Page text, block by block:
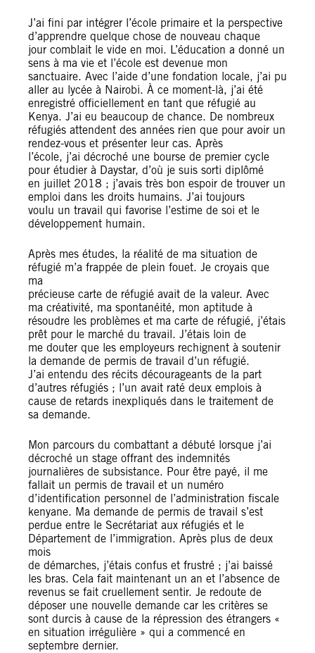
J’ai fini par intégrer l’école primaire et la perspective
d’apprendre quelque chose de nouveau chaque
jour comblait le vide en moi. L’éducation a donné un
sens à ma vie et l’école est devenue mon
sanctuaire. Avec l’aide d’une fondation locale, j’ai pu
aller au lycée à Nairobi. À ce moment-là, j’ai été
enregistré officiellement en tant que réfugié au
Kenya. J’ai eu beaucoup de chance. De nombreux
réfugiés attendent des années rien que pour avoir un
rendez-vous et présenter leur cas. Après
l’école, j’ai décroché une bourse de premier cycle
pour étudier à Daystar, d’où je suis sorti diplômé
en juillet 2018 ; j’avais très bon espoir de trouver un
emploi dans les droits humains. J’ai toujours
voulu un travail qui favorise l’estime de soi et le
développement humain.
Après mes études, la réalité de ma situation de
réfugié m’a frappée de plein fouet. Je croyais que
ma
précieuse carte de réfugié avait de la valeur. Avec
ma créativité, ma spontanéité, mon aptitude à
résoudre les problèmes et ma carte de réfugié, j’étais
prêt pour le marché du travail. J’étais loin de
me douter que les employeurs rechignent à soutenir
la demande de permis de travail d’un réfugié.
J’ai entendu des récits décourageants de la part
d’autres réfugiés ; l’un avait raté deux emplois à
cause de retards inexpliqués dans le traitement de
sa demande.
Mon parcours du combattant a débuté lorsque j’ai
décroché un stage offrant des indemnités
journalières de subsistance. Pour être payé, il me
fallait un permis de travail et un numéro
d’identification personnel de l’administration fiscale
kenyane. Ma demande de permis de travail s’est
perdue entre le Secrétariat aux réfugiés et le
Département de l’immigration. Après plus de deux
mois
de démarches, j’étais confus et frustré ; j’ai baissé
les bras. Cela fait maintenant un an et l’absence de
revenus se fait cruellement sentir. Je redoute de
déposer une nouvelle demande car les critères se
sont durcis à cause de la répression des étrangers «
en situation irrégulière » qui a commencé en
septembre dernier.